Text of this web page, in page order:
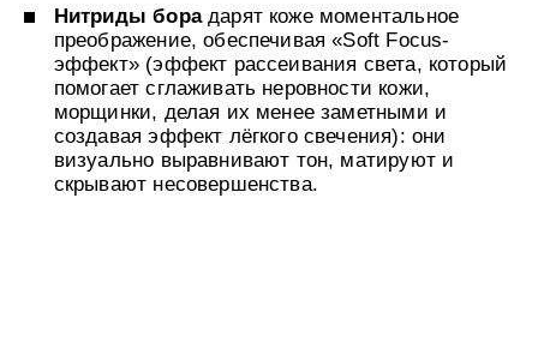
Нитриды борадарят коже моментальное
преображение, обеспечивая «Soft Focus-
эффект» (эффект рассеивания света, который
помогает сглаживать неровности кожи,
морщинки, делая их менее заметными и
создавая эффект лёгкого свечения): они
визуально выравнивают тон, матируют и
скрывают несовершенства.